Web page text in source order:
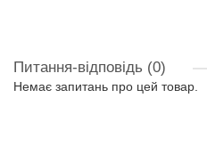
Питання-відповідь (0)
Немає запитань про цей товар.